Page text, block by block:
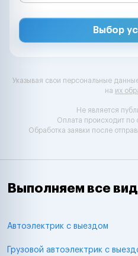
Выбор
Указывая свои персональные
на их
Не является
Оплата происходит по
Обработка заявки после
Выполняем все
Автоэлектрик с выездом
Грузовой автоэлектрик с